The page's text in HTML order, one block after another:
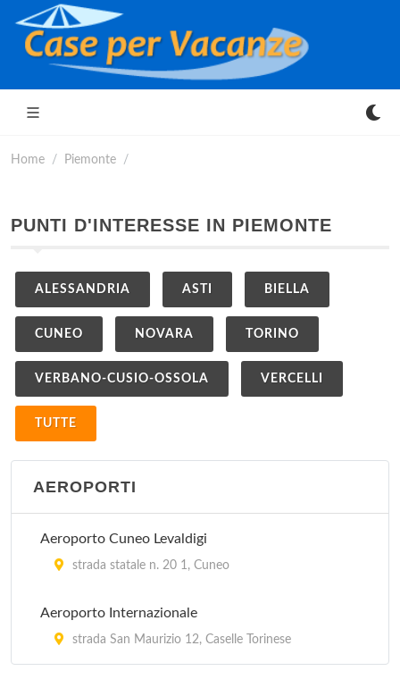
Home Piemonte
PUNTI D'INTERESSE IN PIEMONTE
ALESSANDRIA ASTI BIELLA
CUNEO NOVARA TORINO
VERBANO-CUSIO-OSSOLA VERCELLI
TUTTE
AEROPORTI
Aeroporto Cuneo Levaldigi
strada statale n. 20 1, Cuneo
Aeroporto Internazionale
strada San Maurizio 12, Caselle Torinese